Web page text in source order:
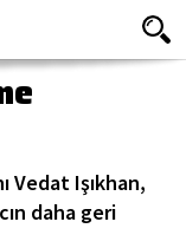
Vedat Işıkhan,
daha geri